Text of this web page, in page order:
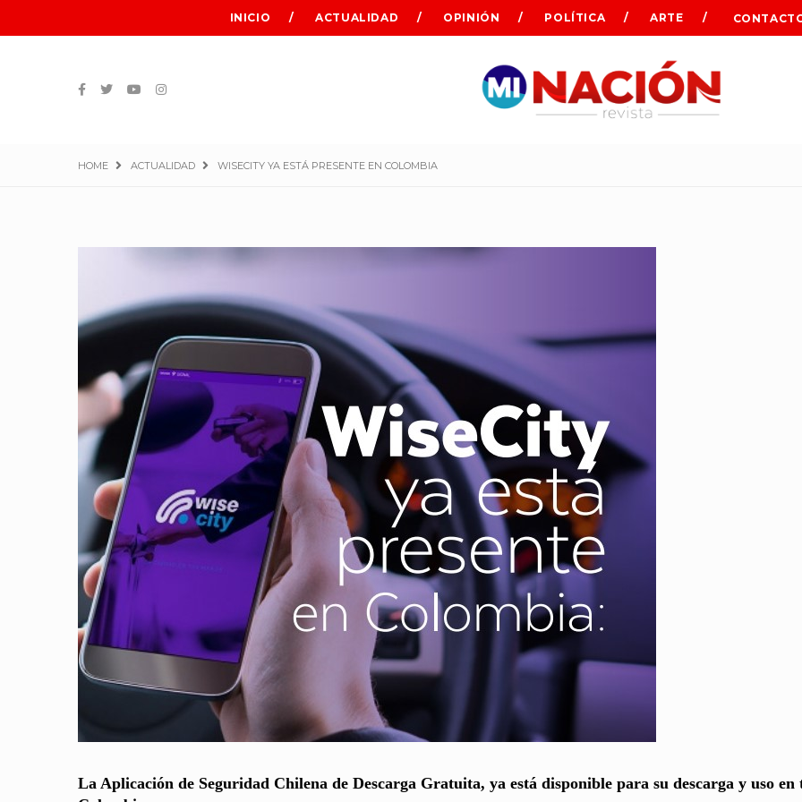
INICIO ACTUALIDAD OPINIÓN POLÍTICA ARTE
HOME ACTUALIDAD WISECITY YA ESTÁ PRESENTE EN COLOMBIA
La Aplicación de Seguridad Chilena de Descarga Gratuita, ya está disponible para su descarga y uso en